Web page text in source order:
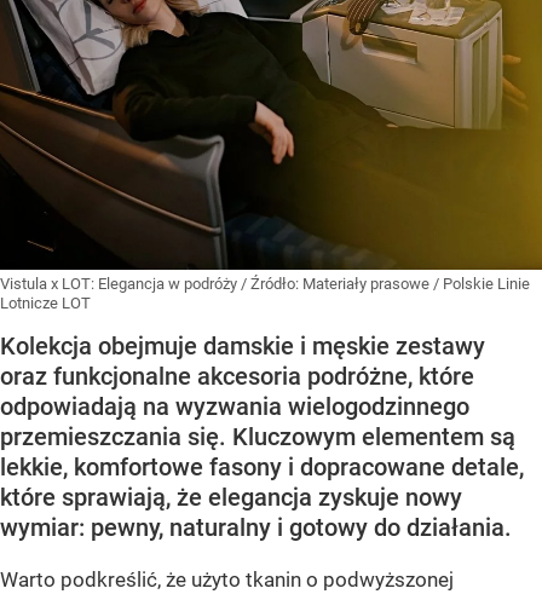
Vistula x LOT: Elegancja w podróży / Źródło: Materiały prasowe / Polskie Linie
Lotnicze LOT
Kolekcja obejmuje damskie i męskie zestawy
oraz funkcjonalne akcesoria podróżne, które
odpowiadają na wyzwania wielogodzinnego
przemieszczania się. Kluczowym elementem są
lekkie, komfortowe fasony i dopracowane detale,
które sprawiają, że elegancja zyskuje nowy
wymiar: pewny, naturalny i gotowy do działania.
Warto podkreślić, że użyto tkanin o podwyższonej